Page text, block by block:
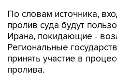
По словам источника,
пролив суда будут
Ирана, покидающие -
Региональные
принять участие в
пролива.